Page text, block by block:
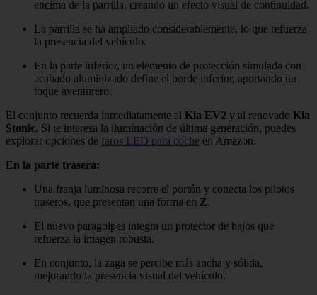
encima de la parrilla, creando un efecto visual de continuidad.
La parrilla se ha ampliado considerablemente, lo que refuerza
la presencia del vehículo.
En la parte inferior, un elemento de protección simulada con
acabado aluminizado define el borde inferior, aportando un
toque aventurero.
El conjunto recuerda inmediatamente al Kia EV2 y al renovado Kia
Stonic. Si te interesa la iluminación de última generación, puedes
explorar opciones de faros LED para coche en Amazon.
En la parte trasera:
Una franja luminosa recorre el portón y conecta los pilotos
traseros, que presentan una forma en Z.
El nuevo paragolpes integra un protector de bajos que
refuerza la imagen robusta.
En conjunto, la zaga se percibe más ancha y sólida,
mejorando la presencia visual del vehículo.